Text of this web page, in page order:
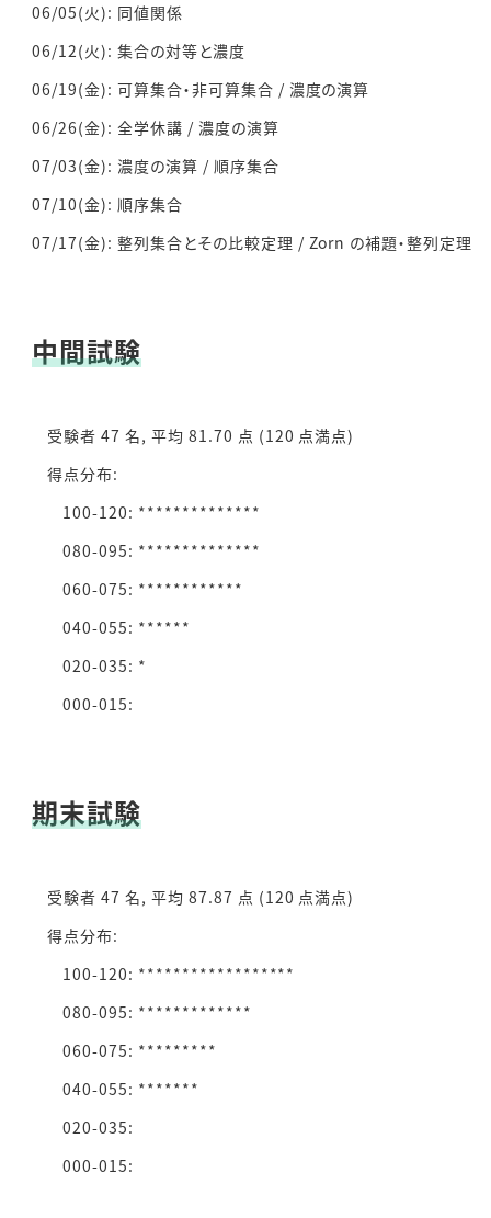
06/05(火): 同値関係
06/12(火): 集合の対等と濃度
06/19(金): 可算集合・非可算集合 / 濃度の演算
06/26(金): 全学休講 / 濃度の演算
07/03(金): 濃度の演算 / 順序集合
07/10(金): 順序集合
07/17(金): 整列集合とその比較定理 / Zorn の補題・整列定理
中間試験
受験者 47 名, 平均 81.70 点 (120 点満点)
得点分布:
100-120: **************
080-095: **************
060-075: ************
040-055: ******
020-035: *
000-015:
期末試験
受験者 47 名, 平均 87.87 点 (120 点満点)
得点分布:
100-120: ******************
080-095: *************
060-075: *********
040-055: *******
020-035:
000-015: